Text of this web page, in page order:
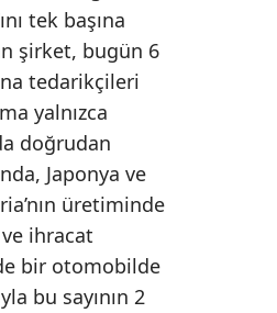
tek başına
şirket, bugün 6
tedarikçileri
yalnızca
doğrudan
Japonya ve
üretiminde
ihracat
bir otomobilde
bu sayının 2